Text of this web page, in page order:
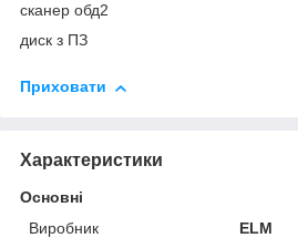
сканер обд2
диск з ПЗ
Приховати
Характеристики
Основні
Виробник
ELM